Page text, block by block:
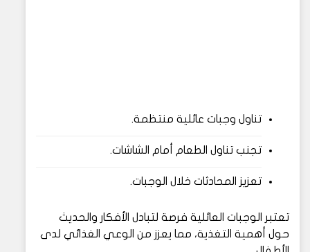
تناول وجبات عائلية منتظمة.
تجنب تناول الطعام أمام الشاشات.
تعزيز المحادثات خلال الوجبات.
تعتبر الوجبات العائلية فرصة لتبادل الأفكار والحديث
حول أهمية التغذية، مما يعزز من الوعي الغذائي لدى